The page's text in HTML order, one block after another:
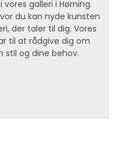
galleri i Hørning.
du kan nyde kunsten
der taler til dig. Vores
til at rådgive dig om
stil og dine behov.